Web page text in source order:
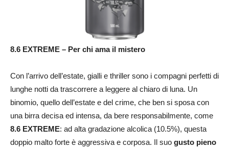
8.6 EXTREME – Per chi ama il mistero
Con l’arrivo dell’estate, gialli e thriller sono i compagni perfetti di
lunghe notti da trascorrere a leggere al chiaro di luna. Un
binomio, quello dell’estate e del crime, che ben si sposa con
una birra decisa ed intensa, da bere responsabilmente, come
8.6 EXTREME: ad alta gradazione alcolica (10.5%), questa
doppio malto forte è aggressiva e corposa. Il suo gusto pieno